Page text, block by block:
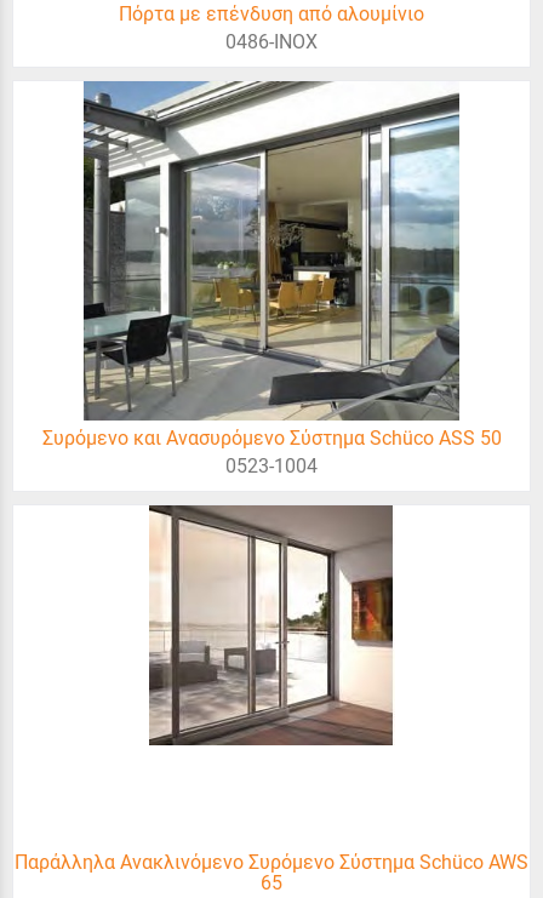
Πόρτα με επένδυση από αλουμίνιο
0486-ΙΝΟΧ
Συρόμενο και Aνασυρόμενο Σύστημα Schüco ASS 50
0523-1004
Παράλληλα Ανακλινόμενο Συρόμενο Σύστημα Schüco AWS
65